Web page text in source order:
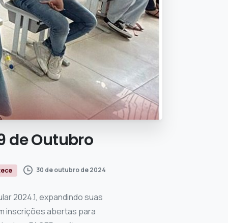
deOutubro
30 de outubro de 2024
2024.1, expandindo suas
inscrições abertas para